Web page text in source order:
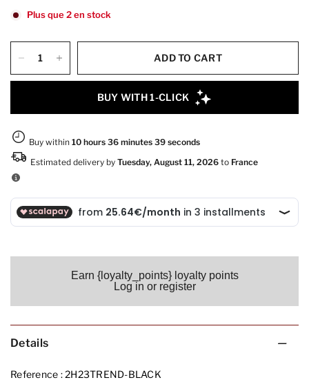
Plus que 2 en stock
ADD TO CART
Earn {loyalty_points} loyalty points
Log in or register
Details
Reference :2H23TREND-BLACK